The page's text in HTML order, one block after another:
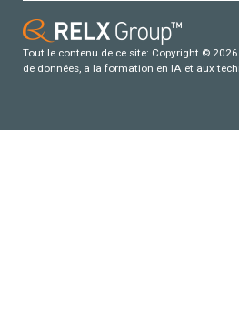
Tout le contenu de ce site: Copyright ©
de données, a la formation en IA et aux